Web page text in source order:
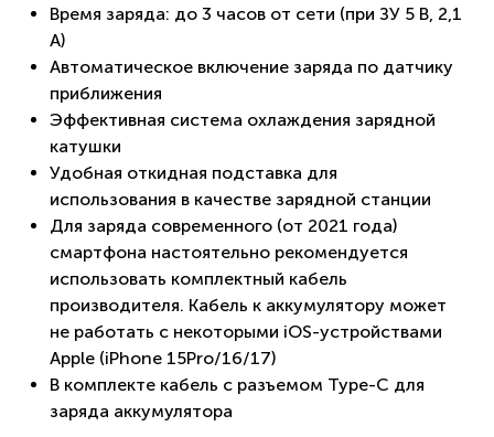
Время заряда: до 3 часов от сети (при ЗУ 5 В, 2,1
А)
Автоматическое включение заряда по датчику
приближения
Эффективная система охлаждения зарядной
катушки
Удобная откидная подставка для
использования в качестве зарядной станции
Для заряда современного (от 2021 года)
смартфона настоятельно рекомендуется
использовать комплектный кабель
производителя. Кабель к аккумулятору может
не работать с некоторыми iOS-устройствами
Apple (iPhone 15Pro/16/17)
В комплекте кабель с разъемом Type-C для
заряда аккумулятора